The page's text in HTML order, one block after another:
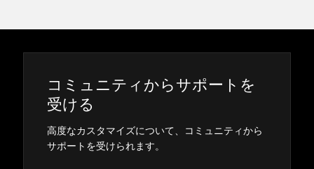
コミ⁠ュニテ⁠ィからサポ⁠ートを
受ける
高度なカスタマイズについて⁠、コミ⁠ュニテ⁠ィから
サポ⁠ートを受けられます⁠。